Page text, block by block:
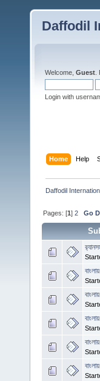
Daffodil
Welcome, Guest
Login with
Home Help
Daffodil
Pages: [1]2 Go